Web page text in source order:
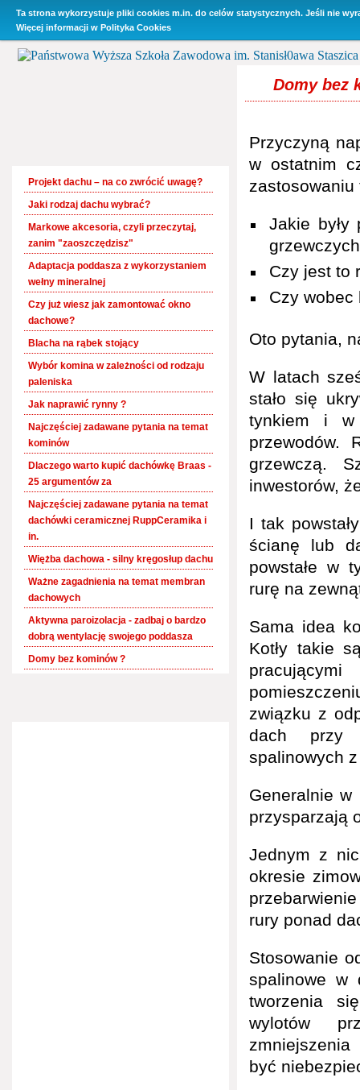
Ta strona wykorzystuje pliki cookies m.in. do celów statystycznych. Jeśli nie
Więcej informacji w Polityka Cookies
O Firmie Promocje Oferta Baza wiedzy Kontakt i
Projekt dachu – na co zwrócić uwagę?
Jaki rodzaj dachu wybrać?
Markowe akcesoria, czyli przeczytaj,
zanim "zaoszczędzisz"
Adaptacja poddasza z wykorzystaniem
wełny mineralnej
Czy już wiesz jak zamontować okno
dachowe?
Blacha na rąbek stojący
Wybór komina w zależności od rodzaju
paleniska
Jak naprawić rynny ?
Najczęściej zadawane pytania na temat
kominów
Dlaczego warto kupić dachówkę Braas -
25 argumentów za
Najczęściej zadawane pytania na temat
dachówki ceramicznej RuppCeramika i
in.
Więżba dachowa - silny kręgosłup dachu
Ważne zagadnienia na temat membran
dachowych
Aktywna paroizolacja - zadbaj o bardzo
dobrą wentylację swojego poddasza
Domy bez kominów ?
Domy bez
Przyczyną
w ostatnim
zastosowaniu
Jakie były
Czy jest to
Czy wobec
Oto pytania,
W latach
stało się
tynkiem i w
przewodów.
grzewczą.
inwestorów,
I tak
ścianę lub
powstałe w
rurę na
Sama idea
Kotły takie
związku z
dach przy
spalinowych
Generalnie
przysparzają
Jednym z
okresie
rury ponad
Stosowanie
spalinowe w
tworzenia
wylotów
być